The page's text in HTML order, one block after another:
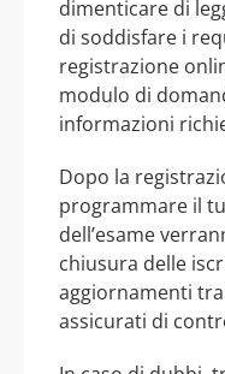
dimenticare di
di soddisfare i
registrazione
modulo di
informazioni
Dopo la
programmare il
dell’esame
chiusura delle
aggiornamenti
assicurati di